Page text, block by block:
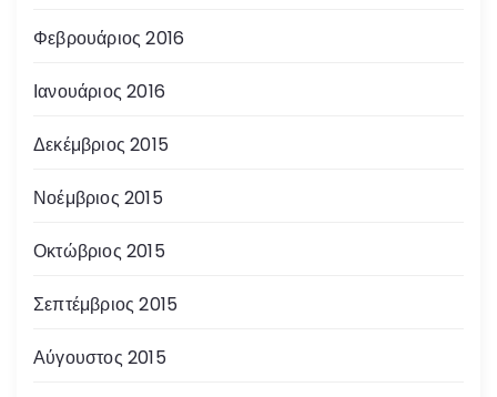
Φεβρουάριος 2016
Ιανουάριος 2016
Δεκέμβριος 2015
Νοέμβριος 2015
Οκτώβριος 2015
Σεπτέμβριος 2015
Αύγουστος 2015